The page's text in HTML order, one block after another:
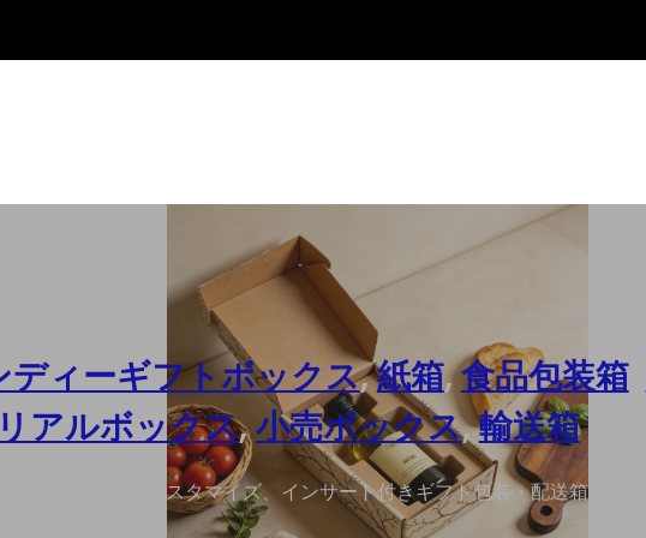
ディーギフトボックス,紙箱,食品包装箱,
アルボックス,小売ボックス,輸送箱
トル用配送箱のカスタマイズ、インサート付きギフト包装・配送箱の卸売